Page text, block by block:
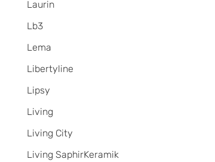
Laurin
Lb3
Lema
Libertyline
Lipsy
Living
Living City
Living SaphirKeramik